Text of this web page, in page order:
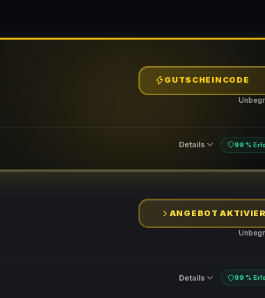
GUTSCHEINCODE
Details 99 %
ANGEBOT
Details 99 %